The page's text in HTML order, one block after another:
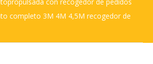
completo 3M 4M 4,5M recogedor de